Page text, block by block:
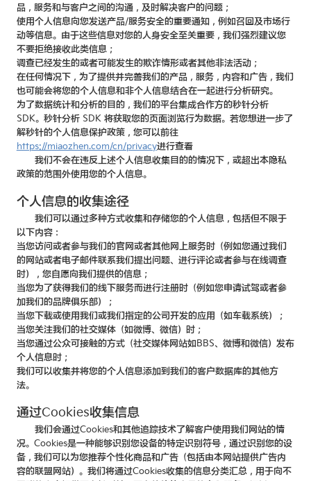
品，服务和与客户之间的沟通，及时解决客户的问题；
使用个人信息向您发送产品/服务安全的重要通知，例如召回及市场行
动等信息。由于这些信息对您的人身安全至关重要，我们强烈建议您
不要拒绝接收此类信息；
调查已经发生的或者可能发生的欺诈情形或者其他非法活动；
在任何情况下，为了提供并完善我们的产品，服务，内容和广告，我们
也可能会将您的个人信息和非个人信息结合在一起进行分析研究。
为了数据统计和分析的目的，我们的平台集成合作方的秒针分析
SDK。秒针分析 SDK 将获取您的页面浏览行为数据。若您想进一步了
解秒针的个人信息保护政策，您可以前往
https://miaozhen.com/cn/privacy进行查看
我们不会在违反上述个人信息收集目的的情况下，或超出本隐私
政策的范围外使用您的个人信息。
个人信息的收集途径
我们可以通过多种方式收集和存储您的个人信息，包括但不限于
以下内容：
当您访问或者参与我们的官网或者其他网上服务时（例如您通过我们
的网站或者电子邮件联系我们提出问题、进行评论或者参与在线调查
时），您自愿向我们提供的信息；
当您为了获得我们的线下服务而进行注册时（例如您申请试驾或者参
加我们的品牌俱乐部）；
当您下载或使用我们或我们指定的公司开发的应用（如车载系统）；
当您关注我们的社交媒体（如微博、微信）时；
当您通过公众可接触的方式（社交媒体网站如BBS、微博和微信）发布
个人信息时；
我们可以收集并将您的个人信息添加到我们的客户数据库的其他方
法。
通过Cookies收集信息
我们会通过Cookies和其他追踪技术了解客户使用我们网站的情
况。Cookies是一种能够识别您设备的特定识别符号，通过识别您的设
备，我们可以为您推荐个性化商品和广告（包括由本网站提供广告内
容的联盟网站）。我们将通过Cookies收集的信息分类汇总，用于向不